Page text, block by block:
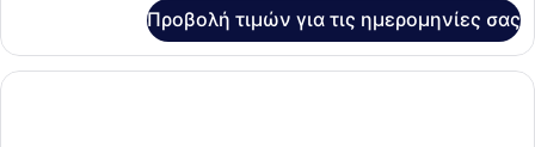
Προβολή τιμών για τις ημερομηνίες σας